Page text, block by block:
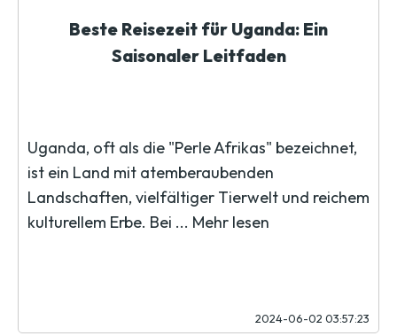
Beste Reisezeit für Uganda: Ein
Saisonaler Leitfaden
Uganda, oft als die "Perle Afrikas" bezeichnet,
ist ein Land mit atemberaubenden
Landschaften, vielfältiger Tierwelt und reichem
kulturellem Erbe. Bei ... Mehr lesen
2024-06-02 03:57:23